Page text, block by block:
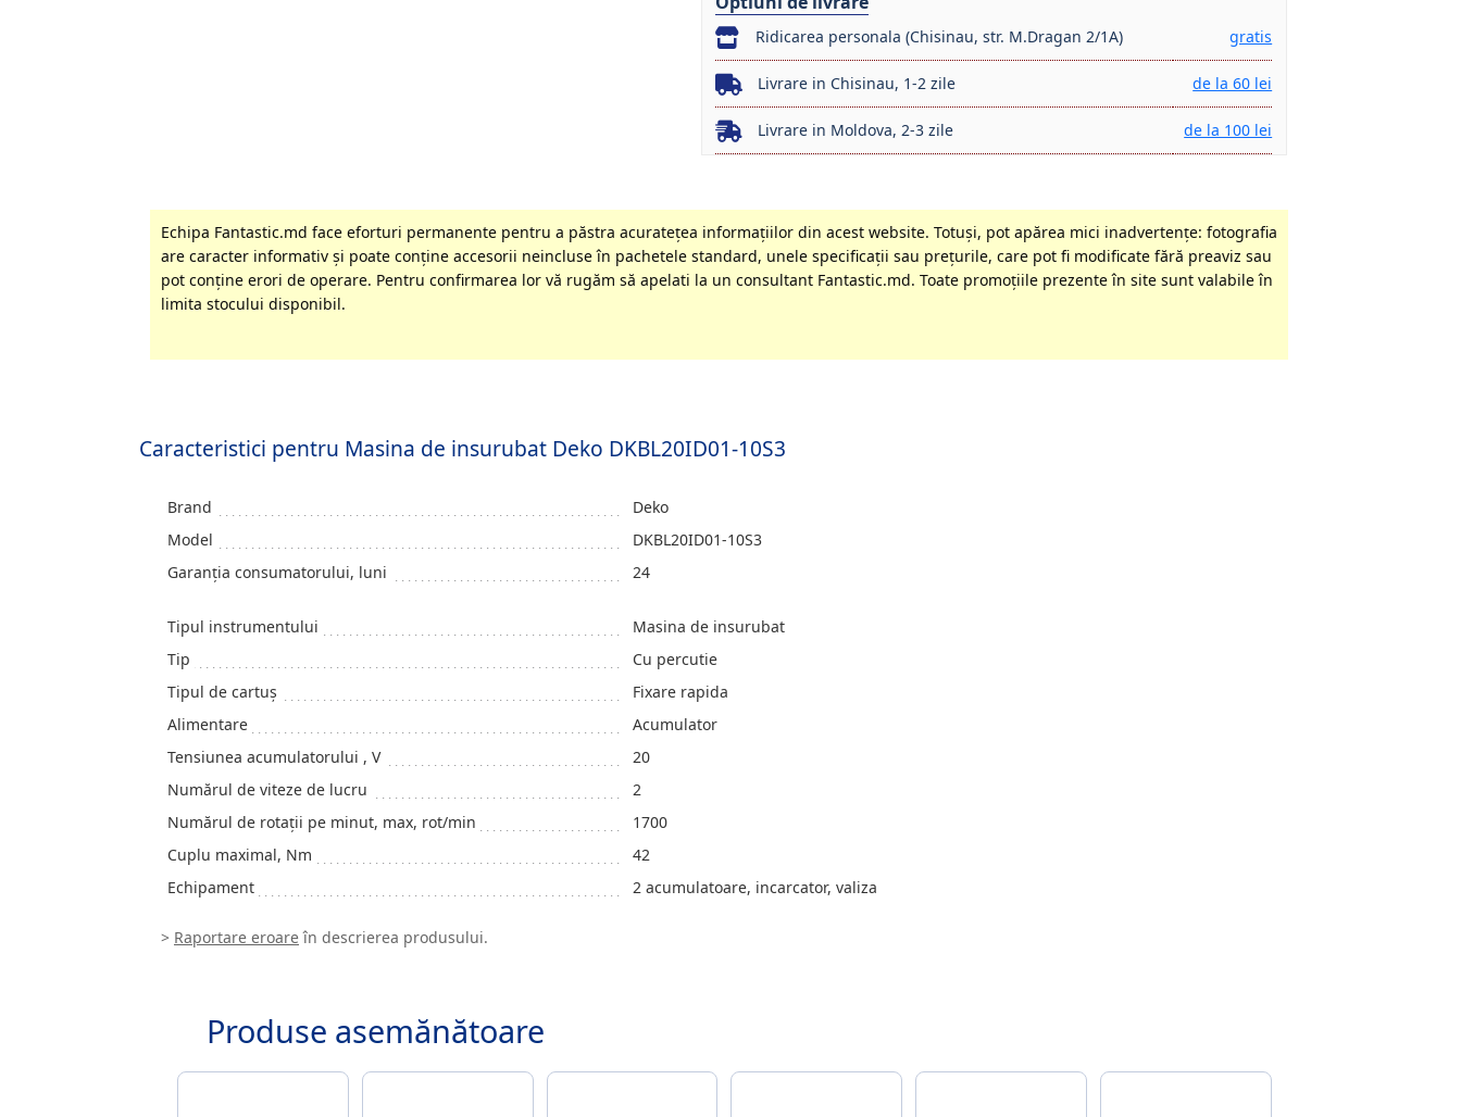
Ridicarea personala (Chisinau, str. M.Dragan 2/1A) gratis
Livrare in Chisinau, 1-2 zile de la 60 lei
Livrare in Moldova, 2-3 zile de la 100 lei
Echipa Fantastic.md face eforturi permanente pentru a păstra acurateţea informaţiilor din acest website. Totuși, pot apărea mici inadvertenţe: fotografia
are caracter informativ şi poate conţine accesorii neincluse în pachetele standard, unele specificaţii sau preţurile, care pot fi modificate fără preaviz sau
pot conţine erori de operare. Pentru confirmarea lor vă rugăm să apelati la un consultant Fantastic.md. Toate promoţiile prezente în site sunt valabile în
limita stocului disponibil.
Caracteristici pentru Masina de insurubat Deko DKBL20ID01-10S3
Brand
Deko
Model
DKBL20ID01-10S3
Garanția consumatorului, luni
24
Tipul instrumentului
Masina de insurubat
Tip
Cu percutie
Tipul de cartuş
Fixare rapida
Alimentare
Acumulator
Tensiunea acumulatorului , V
20
Numărul de viteze de lucru
2
Numărul de rotații pe minut, max, rot/min
1700
Cuplu maximal, Nm
42
Echipament
2 acumulatoare, incarcator, valiza
> Raportare eroareîn descrierea produsului.
Produse asemănătoare